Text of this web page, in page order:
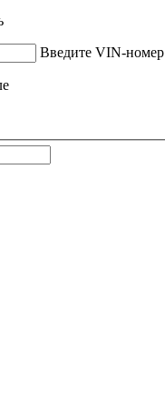
Введите VIN-номер